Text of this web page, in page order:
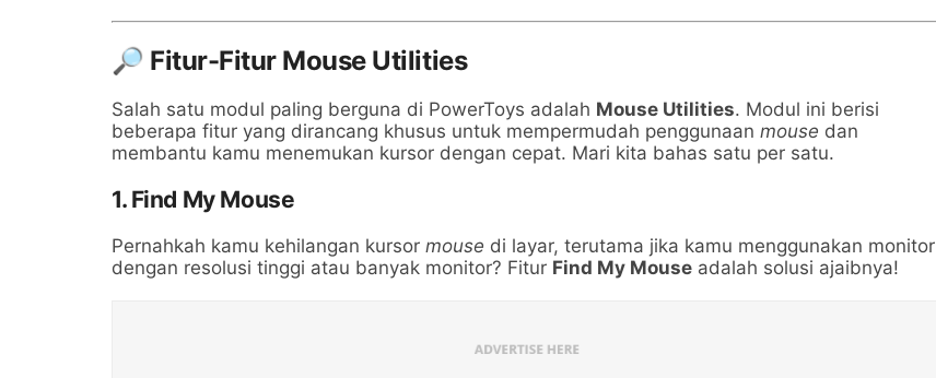
🔎 Fitur-Fitur Mouse Utilities
Salah satu modul paling berguna di PowerToys adalah Mouse Utilities. Modul ini berisi
beberapa fitur yang dirancang khusus untuk mempermudah penggunaan mouse dan
membantu kamu menemukan kursor dengan cepat. Mari kita bahas satu per satu.
1. Find My Mouse
Pernahkah kamu kehilangan kursor mouse di layar, terutama jika kamu menggunakan monitor
dengan resolusi tinggi atau banyak monitor? Fitur Find My Mouse adalah solusi ajaibnya!